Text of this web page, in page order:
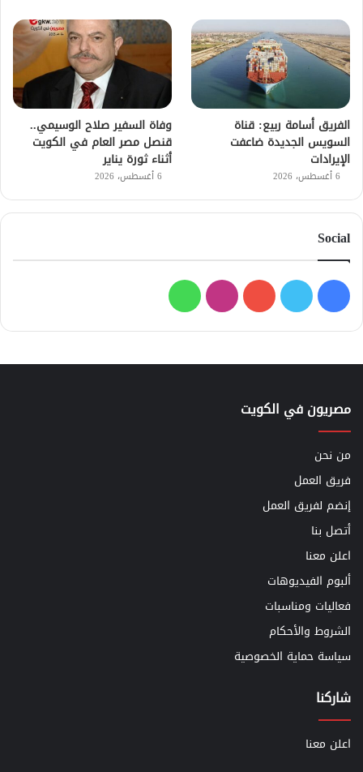
الفريق أسامة ربيع: قناة
السويس الجديدة ضاعفت
الإيرادات
6 أغسطس، 2026
وفاة السفير صلاح الوسيمي..
قنصل مصر العام في الكويت
أثناء ثورة يناير
6 أغسطس، 2026
Social
فيسبوك
تويتر يوتيوبانستقرامواتساب
مصريون في الكويت
من نحن
فريق العمل
إنضم لفريق العمل
أتصل بنا
اعلن معنا
ألبوم الفيديوهات
فعاليات ومناسبات
الشروط والأحكام
سياسة حماية الخصوصية
شاركنا
اعلن معنا